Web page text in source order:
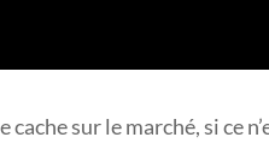
sur le marché, si ce